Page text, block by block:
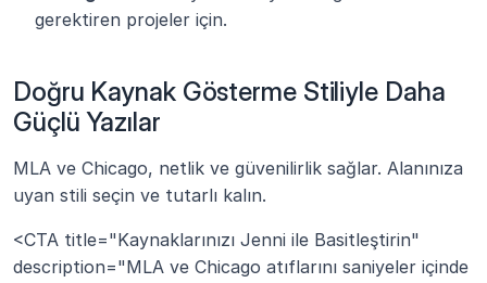
gerektiren projeler için.
Doğru Kaynak Gösterme Stiliyle Daha
Güçlü Yazılar
MLA ve Chicago, netlik ve güvenilirlik sağlar. Alanınıza
uyan stili seçin ve tutarlı kalın.
<CTA title="Kaynaklarınızı Jenni ile Basitleştirin"
description="MLA ve Chicago atıflarını saniyeler içinde